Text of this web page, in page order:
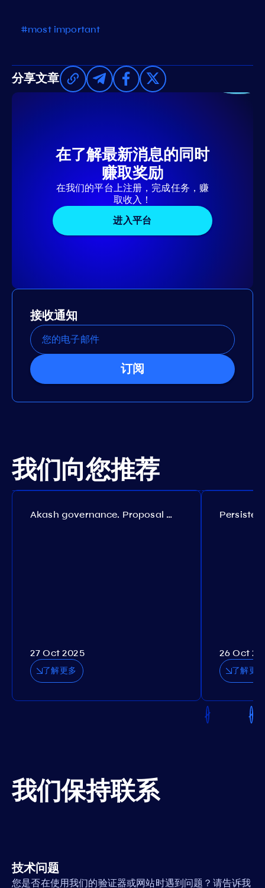
#most important
分享文章
在了解最新消息的同时
赚取奖励
在我们的平台上注册，完成任务，赚
取收入！
进入平台
接收通知
订阅
我们向您推荐
Akash governance. Proposal №308
27 Oct 2025
了解更多
26 Oct
了解更
我们保持联系
技术问题
您是否在使用我们的验证器或网站时遇到问题？请告诉我